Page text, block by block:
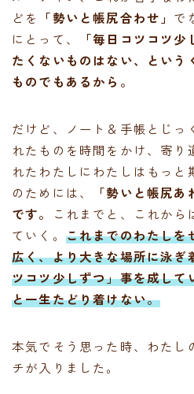
どを
「勢いと帳尻合わせ」 で
にとって、
「毎日コツコツ
たくないものはない、という
ものでもあるから。
だけど、ノート＆手帳とじっ
れたものを時間をかけ、寄り
れたわたしにわたしはもっと
のためには、
「勢いと帳尻
です。
これまでと、これから
ていく。 これまでのわたしを
広く、より大きな場所に泳ぎ
ツコツ少しずつ」事を成して
と一生たどり着けない。
本気でそう思った時、わたし
チが入りました。